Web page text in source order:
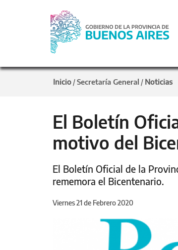
Inicio /Secretaría General / Noticias
El Boletín
motivo del
El Boletín Oficial de la
rememora el Bicentenario.
Viernes 21 de Febrero 2020